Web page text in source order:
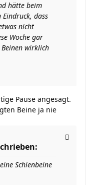
hätte beim
dass
nicht
Woche gar
wirklich
Pause angesagt.
Beine ja nie
Schienbeine